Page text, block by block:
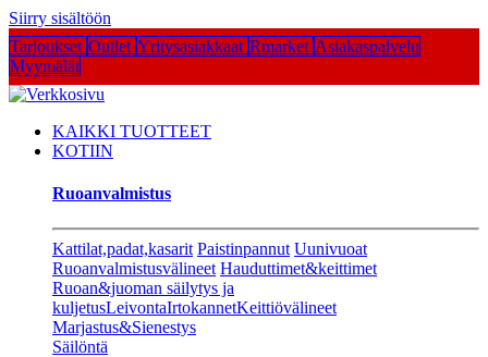
Siirry sisältöön
Tarjoukset Outlet Yritysasiakkaat Rmarket Asiakaspalvelu
Myymälät
KAIKKI TUOTTEET
KOTIIN
Ruoanvalmistus
Kattilat,padat,kasarit Paistinpannut Uunivuoat
Ruoanvalmistusvälineet Hauduttimet&keittimet
Ruoan&juoman säilytys ja
kuljetusLeivontaIrtokannetKeittiövälineet
Marjastus&Sienestys
Säilöntä